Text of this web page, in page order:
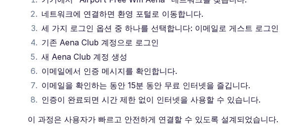
네트워크에 연결하면 환영 포털로 이동합니다.
세 가지 로그인 옵션 중 하나를 선택합니다: 이메일로 게스트 로그인
기존 Aena Club 계정으로 로그인
새 Aena Club 계정 생성
이메일에서 인증 메시지를 확인합니다.
이메일을 확인하는 동안 15분 동안 무료 인터넷을 즐깁니다.
인증이 완료되면 시간 제한 없이 인터넷을 사용할 수 있습니다.
이 과정은 사용자가 빠르고 안전하게 연결할 수 있도록 설계되었습니다.